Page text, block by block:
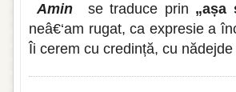
Amin
se traduce prin „așa
neâ€‘am rugat, ca expresie a
Îi cerem cu credință, cu